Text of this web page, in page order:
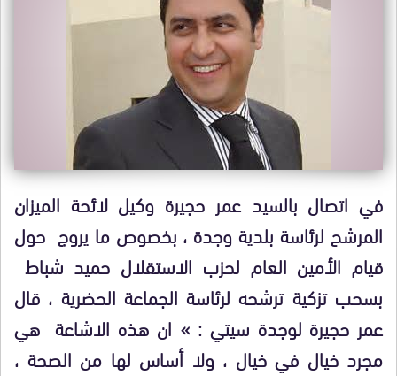
في اتصال بالسيد عمر حجيرة وكيل لائحة الميزان
المرشح لرئاسة بلدية وجدة ، بخصوص ما يروج حول
قيام الأمين العام لحزب الاستقلال حميد شباط
بسحب تزكية ترشحه لرئاسة الجماعة الحضرية ، قال
عمر حجيرة لوجدة سيتي : » ان هذه الاشاعة هي
مجرد خيال في خيال ، ولا أساس لها من الصحة ،